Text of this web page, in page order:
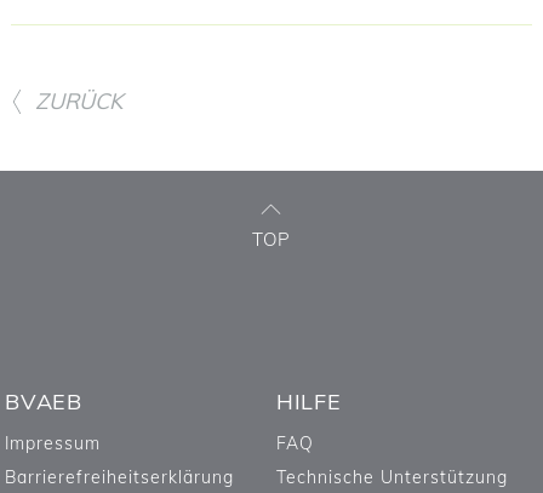
ZURÜCK
TOP
BVAEB
Impressum
Barrierefreiheitserklärung
HILFE
FAQ
Technische Unterstützung